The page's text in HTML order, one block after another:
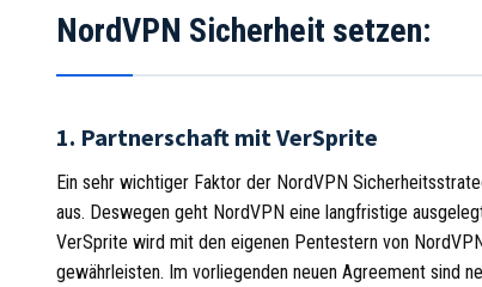
NordVPN Sicherheit setzen:
1. Partnerschaft mit VerSprite
Ein sehr wichtiger Faktor der NordVPN
aus. Deswegen geht NordVPN eine langfristige
VerSprite wird mit den eigenen Pentestern von
gewährleisten. Im vorliegenden neuen Agreement sind